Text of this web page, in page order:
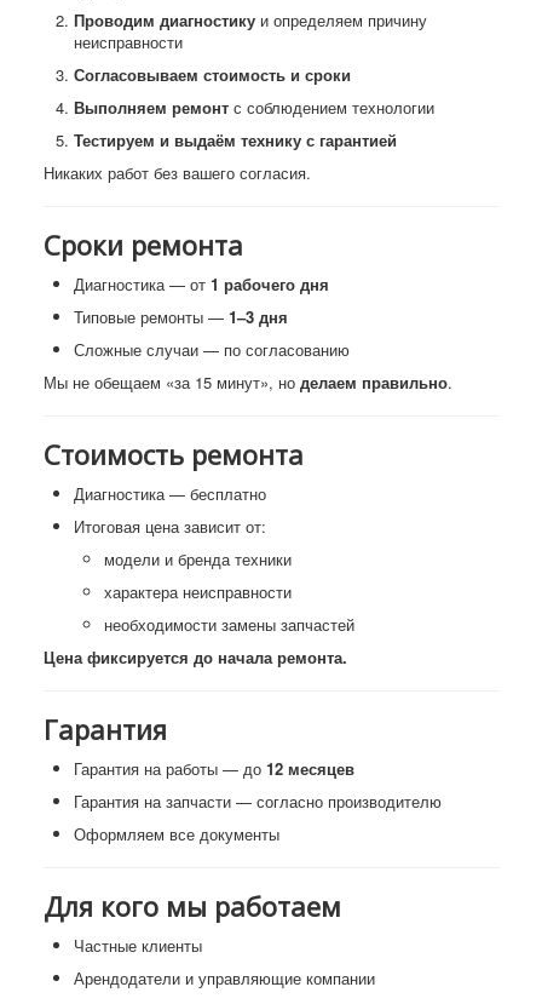
Проводим диагностику и определяем причину
неисправности
Согласовываем стоимость и сроки
Выполняем ремонт с соблюдением технологии
Тестируем и выдаём технику с гарантией
Никаких работ без вашего согласия.
Сроки ремонта
Диагностика — от 1 рабочего дня
Типовые ремонты — 1–3 дня
Сложные случаи — по согласованию
Мы не обещаем «за 15 минут», но делаем правильно.
Стоимость ремонта
Диагностика — бесплатно
Итоговая цена зависит от:
модели и бренда техники
характера неисправности
необходимости замены запчастей
Цена фиксируется до начала ремонта.
Гарантия
Гарантия на работы — до 12 месяцев
Гарантия на запчасти — согласно производителю
Оформляем все документы
Для кого мы работаем
Частные клиенты
Арендодатели и управляющие компании